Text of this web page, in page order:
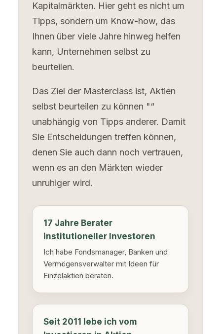
Kapitalmärkten. Hier geht es nicht um
Tipps, sondern um Know-how, das
Ihnen über viele Jahre hinweg helfen
kann, Unternehmen selbst zu
beurteilen.
Das Ziel der Masterclass ist, Aktien
selbst beurteilen zu können "“
unabhängig von Tipps anderer. Damit
Sie Entscheidungen treffen können,
denen Sie auch dann noch vertrauen,
wenn es an den Märkten wieder
unruhiger wird.
17 Jahre Berater
institutioneller Investoren
Ich habe Fondsmanager, Banken und
Vermögensverwalter mit Ideen für
Einzelaktien beraten.
Seit 2011 lebe ich vom